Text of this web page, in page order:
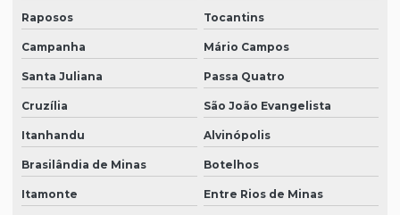
Raposos Tocantins
Campanha Mário Campos
Santa Juliana Passa Quatro
Cruzília São João Evangelista
Itanhandu Alvinópolis
Brasilândia de Minas Botelhos
Itamonte Entre Rios de Minas